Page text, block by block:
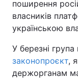
поширення
власників
українською
У березні
законопроєкт,
держорганам